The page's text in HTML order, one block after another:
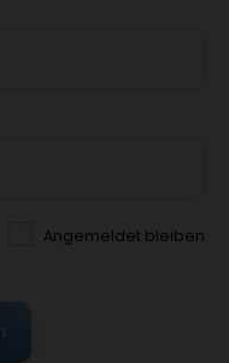
Angemeldet bleiben